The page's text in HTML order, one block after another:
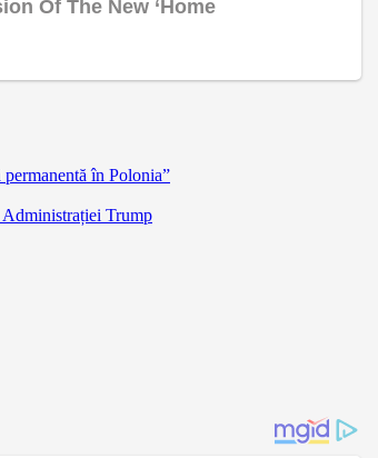
în Polonia”
Administrației Trump